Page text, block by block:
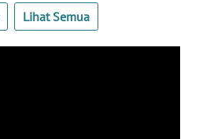
Lihat Semua